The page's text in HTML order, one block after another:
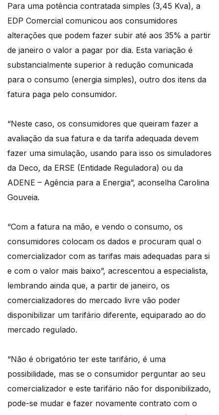
Para uma potência contratada simples (3,45 Kva), a
EDP Comercial comunicou aos consumidores
alterações que podem fazer subir até aos 35% a partir
de janeiro o valor a pagar por dia. Esta variação é
substancialmente superior à redução comunicada
para o consumo (energia simples), outro dos itens da
fatura paga pelo consumidor.
“Neste caso, os consumidores que queiram fazer a
avaliação da sua fatura e da tarifa adequada devem
fazer uma simulação, usando para isso os simuladores
da Deco, da ERSE (Entidade Reguladora) ou da
ADENE – Agência para a Energia”, aconselha Carolina
Gouveia.
“Com a fatura na mão, e vendo o consumo, os
consumidores colocam os dados e procuram qual o
comercializador com as tarifas mais adequadas para si
e com o valor mais baixo”, acrescentou a especialista,
lembrando ainda que, a partir de janeiro, os
comercializadores do mercado livre vão poder
disponibilizar um tarifário diferente, equiparado ao do
mercado regulado.
“Não é obrigatório ter este tarifário, é uma
possibilidade, mas se o consumidor perguntar ao seu
comercializador e este tarifário não for disponibilizado,
pode-se mudar e fazer novamente contrato com o